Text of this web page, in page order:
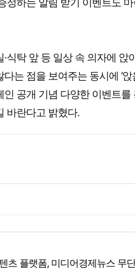
하는 알림 받기 이벤트도
식탁 앞 등 일상 속 의자에
는 점을 보여주는 동시에 ‘
공개 기념 다양한 이벤트
바란다고 밝혔다.
츠 플랫폼, 미디어경제뉴스 무